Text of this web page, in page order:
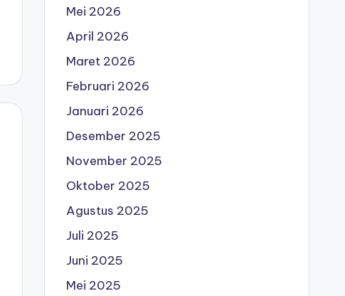
Mei 2026
April 2026
Maret 2026
Februari 2026
Januari 2026
Desember 2025
November 2025
Oktober 2025
Agustus 2025
Juli 2025
Juni 2025
Mei 2025